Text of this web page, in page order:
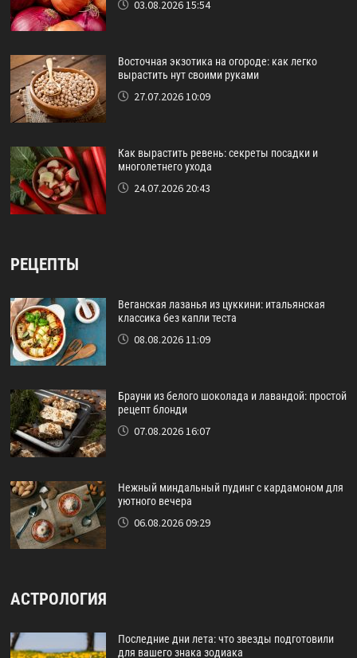
03.08.2026 15:54
Восточная экзотика на огороде: как легко
вырастить нут своими руками
27.07.2026 10:09
Как вырастить ревень: секреты посадки и
многолетнего ухода
24.07.2026 20:43
РЕЦЕПТЫ
Веганская лазанья из цуккини: итальянская
классика без капли теста
08.08.2026 11:09
Брауни из белого шоколада и лавандой: простой
рецепт блонди
07.08.2026 16:07
Нежный миндальный пудинг с кардамоном для
уютного вечера
06.08.2026 09:29
АСТРОЛОГИЯ
Последние дни лета: что звезды подготовили
для вашего знака зодиака